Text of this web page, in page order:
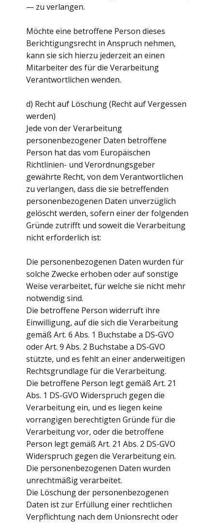
— zu verlangen.
Möchte eine betroffene Person dieses
Berichtigungsrecht in Anspruch nehmen,
kann sie sich hierzu jederzeit an einen
Mitarbeiter des für die Verarbeitung
Verantwortlichen wenden.
d) Recht auf Löschung (Recht auf Vergessen
werden)
Jede von der Verarbeitung
personenbezogener Daten betroffene
Person hat das vom Europäischen
Richtlinien- und Verordnungsgeber
gewährte Recht, von dem Verantwortlichen
zu verlangen, dass die sie betreffenden
personenbezogenen Daten unverzüglich
gelöscht werden, sofern einer der folgenden
Gründe zutrifft und soweit die Verarbeitung
nicht erforderlich ist:
Die personenbezogenen Daten wurden für
solche Zwecke erhoben oder auf sonstige
Weise verarbeitet, für welche sie nicht mehr
notwendig sind.
Die betroffene Person widerruft ihre
Einwilligung, auf die sich die Verarbeitung
gemäß Art. 6 Abs. 1 Buchstabe a DS-GVO
oder Art. 9 Abs. 2 Buchstabe a DS-GVO
stützte, und es fehlt an einer anderweitigen
Rechtsgrundlage für die Verarbeitung.
Die betroffene Person legt gemäß Art. 21
Abs. 1 DS-GVO Widerspruch gegen die
Verarbeitung ein, und es liegen keine
vorrangigen berechtigten Gründe für die
Verarbeitung vor, oder die betroffene
Person legt gemäß Art. 21 Abs. 2 DS-GVO
Widerspruch gegen die Verarbeitung ein.
Die personenbezogenen Daten wurden
unrechtmäßig verarbeitet.
Die Löschung der personenbezogenen
Daten ist zur Erfüllung einer rechtlichen
Verpflichtung nach dem Unionsrecht oder